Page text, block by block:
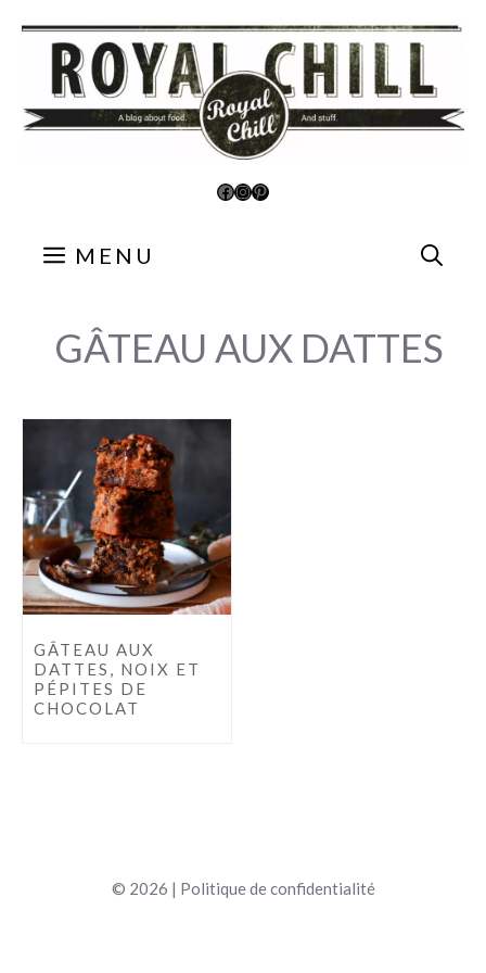
contenu
Facebook
Instagram
Pinterest
MENU
GÂTEAU AUX DATTES
GÂTEAU AUX
DATTES, NOIX ET
PÉPITES DE
CHOCOLAT
© 2026 | Politique de confidentialité